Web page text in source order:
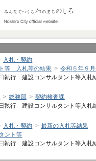
入札・契約
等 入札等の結果
令和５年９
執行 建設コンサルタント等入札
総務部
契約検査課
執行 建設コンサルタント等入札
入札・契約
最新の入札等結果
ント等
執行 建設コンサルタント等入札